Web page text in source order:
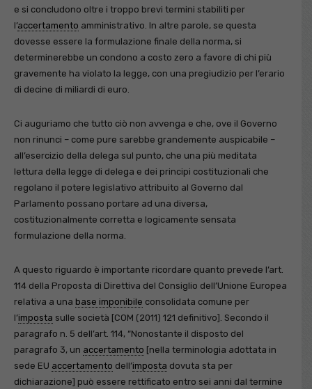
e si concludono oltre i troppo brevi termini stabiliti per
l’accertamento amministrativo. In altre parole, se questa
dovesse essere la formulazione finale della norma, si
determinerebbe un condono a costo zero a favore di chi più
gravemente ha violato la legge, con una pregiudizio per l’erario
di decine di miliardi di euro.
Ci auguriamo che tutto ciò non avvenga e che, ove il Governo
non rinunci – come pure sarebbe grandemente auspicabile –
all’esercizio della delega sul punto, che una più meditata
lettura della legge di delega e dei principi costituzionali che
regolano il potere legislativo attribuito al Governo dal
Parlamento possano portare ad una diversa,
costituzionalmente corretta e logicamente sensata
formulazione della norma.
A questo riguardo è importante ricordare quanto prevede l’art.
114 della Proposta di Direttiva del Consiglio dell’Unione Europea
relativa a una base imponibile consolidata comune per
l’imposta sulle società [COM (2011) 121 definitivo]. Secondo il
paragrafo n. 5 dell’art. 114, “Nonostante il disposto del
paragrafo 3, un accertamento [nella terminologia adottata in
sede EU accertamento dell’imposta dovuta sta per
dichiarazione] può essere rettificato entro sei anni dal termine